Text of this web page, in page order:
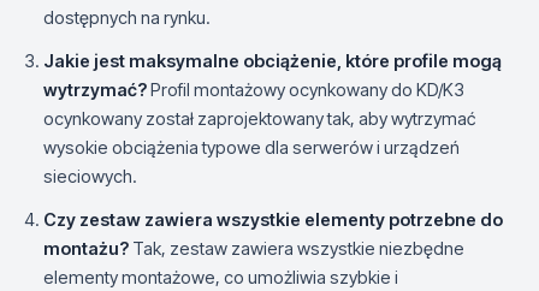
dostępnych na rynku.
Jakie jest maksymalne obciążenie, które profile mogą
wytrzymać?Profil montażowy ocynkowany do KD/K3
ocynkowany został zaprojektowany tak, aby wytrzymać
wysokie obciążenia typowe dla serwerów i urządzeń
sieciowych.
Czy zestaw zawiera wszystkie elementy potrzebne do
montażu? Tak, zestaw zawiera wszystkie niezbędne
elementy montażowe, co umożliwia szybkie i